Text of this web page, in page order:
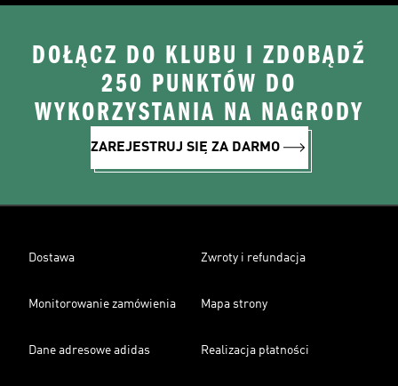
DOŁĄCZ DO KLUBU I ZDOBĄDŹ
250 PUNKTÓW DO
WYKORZYSTANIA NA NAGRODY
ZAREJESTRUJ SIĘ ZA DARMO
Dostawa Zwroty i refundacja
Monitorowanie zamówienia Mapa strony
Dane adresowe adidas Realizacja płatności